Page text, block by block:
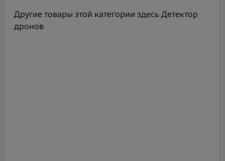
Другие товары этой категории здесь Детектор
дронов